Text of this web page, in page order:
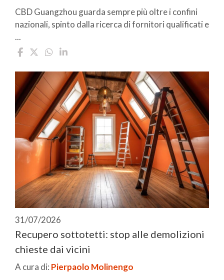
CBD Guangzhou guarda sempre più oltre i confini
nazionali, spinto dalla ricerca di fornitori qualificati e
...
31/07/2026
Recupero sottotetti: stop alle demolizioni
chieste dai vicini
A cura di: Pierpaolo Molinengo